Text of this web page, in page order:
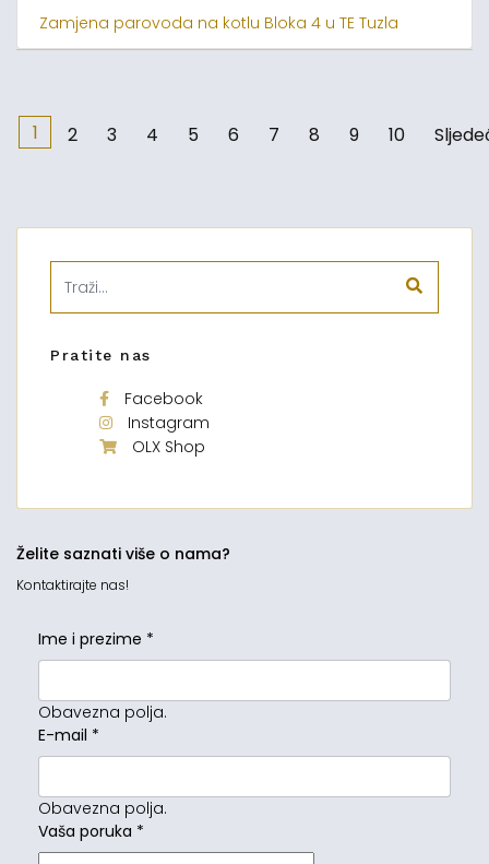
Zamjena parovoda na kotlu Bloka 4 u TE Tuzla
1 2 3 4 5 6 7 8 9 10
Pratite nas
Facebook
Instagram
OLX Shop
Želite saznati više o nama?
Kontaktirajte nas!
Ime i prezime *
Obavezna polja.
E-mail *
Obavezna polja.
Vaša poruka *